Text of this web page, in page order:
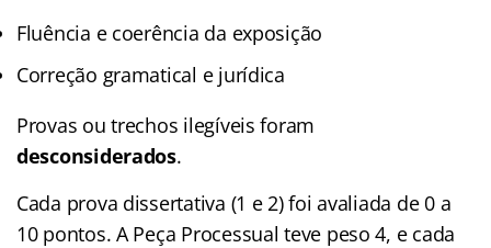
Fluência e coerência da exposição
Correção gramatical e jurídica
Provas ou trechos ilegíveis foram
desconsiderados.
Cada prova dissertativa (1 e 2) foi avaliada de 0 a
10 pontos. A Peça Processual teve peso 4, e cada